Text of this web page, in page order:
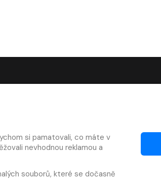
Kontakty
Články
Pro firmy
si pamatovali, co máte v
nevhodnou reklamou a
souborů, které se dočasně